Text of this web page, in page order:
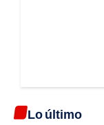
Lo último